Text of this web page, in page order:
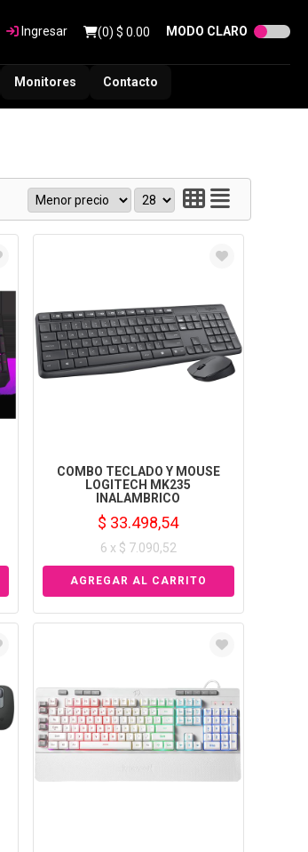
Ingresar (0) $ 0.00 MODO CLARO
Monitores Contacto
COMBO TECLADO Y MOUSE
LOGITECH MK235
INALAMBRICO
$ 33.498,54
6 x $ 7.090,52